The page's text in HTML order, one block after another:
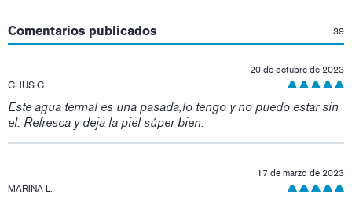
Comentarios publicados: 39
CHUS C.
20 de octubre de 2023
Este agua termal es una pasada,lo tengo y no puedo estar sin
el. Refresca y deja la piel súper bien.
MARINA L.
17 de marzo de 2023